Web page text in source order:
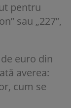
pentru
sau „227”,
euro din
averea:
cum se